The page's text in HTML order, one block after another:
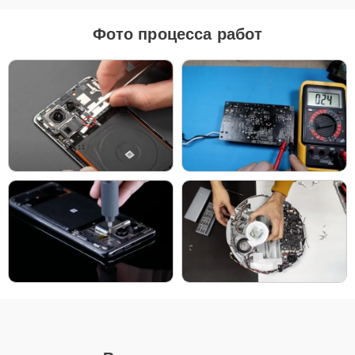
от бюджета и предпочтений.
Для новых устройств, которые планируется
использовать на долгий срок, лучшим выбором
станут оригинальные запчасти, так как они
обеспечат полную совместимость и долгий срок
службы.
Если вы планируете обновить устройство в
ближайшее время, установка качественного
аналога позволит снизить затраты без ущерба
надежности.
Независимо от выбора, мы гарантируем высокое качество каждой
детали, будь то оригинальные компоненты или надежные аналоги
от проверенных производителей.
стремимся сделать процесс максимально удобным и быстрым.
Фото процесса работ